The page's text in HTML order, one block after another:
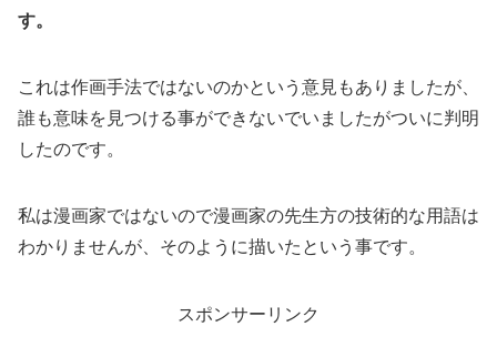
す。
これは作画手法ではないのかという意見もありましたが、
誰も意味を見つける事ができないでいましたがついに判明
したのです。
私は漫画家ではないので漫画家の先生方の技術的な用語は
わかりませんが、そのように描いたという事です。
スポンサーリンク